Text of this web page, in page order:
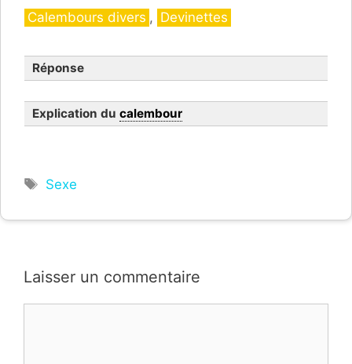
Catégories
Calembours divers , Devinettes
Réponse
Explication du calembour
Étiquettes
Sexe
Laisser un commentaire